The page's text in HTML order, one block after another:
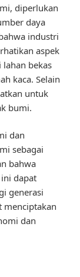
diperlukan
daya
industri
aspek
bekas
kaca. Selain
untuk
bumi.
dan
sebagai
bahwa
dapat
generasi
menciptakan
dan